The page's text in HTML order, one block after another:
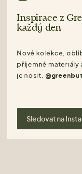
Inspirace z
každý den
Nové kolekce,
příjemné materiály
je nosit.
Sledovat na